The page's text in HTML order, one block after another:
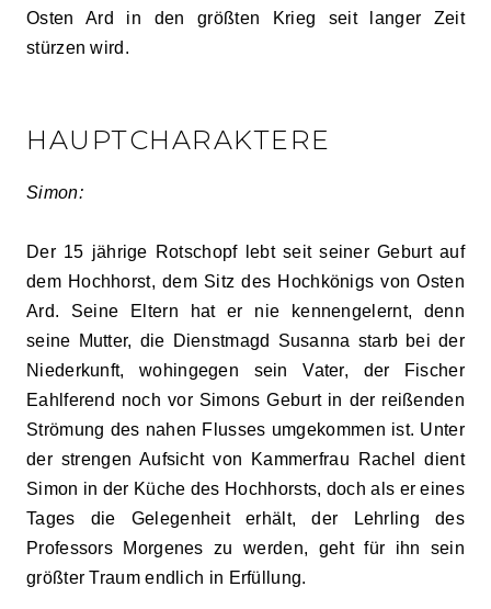
Osten Ard in den größten Krieg seit langer Zeit
stürzen wird.
HAUPTCHARAKTERE
Simon:
Der 15 jährige Rotschopf lebt seit seiner Geburt auf
dem Hochhorst, dem Sitz des Hochkönigs von Osten
Ard. Seine Eltern hat er nie kennengelernt, denn
seine Mutter, die Dienstmagd Susanna starb bei der
Niederkunft, wohingegen sein Vater, der Fischer
Eahlferend noch vor Simons Geburt in der reißenden
Strömung des nahen Flusses umgekommen ist. Unter
der strengen Aufsicht von Kammerfrau Rachel dient
Simon in der Küche des Hochhorsts, doch als er eines
Tages die Gelegenheit erhält, der Lehrling des
Professors Morgenes zu werden, geht für ihn sein
größter Traum endlich in Erfüllung.